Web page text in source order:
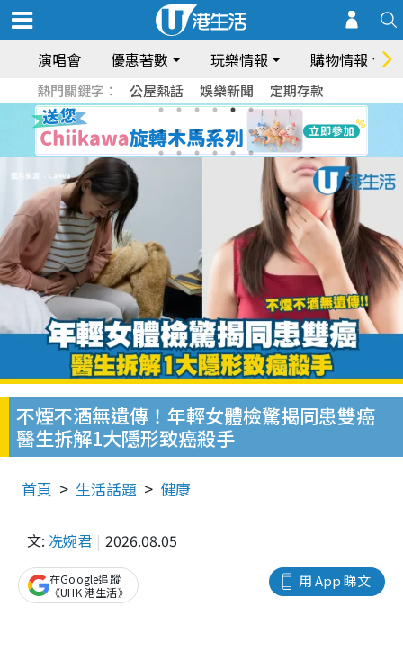
演唱會 優惠著數 玩樂情報 購物情報
熱門關鍵字： 公屋熱話 娛樂新聞 定期存款
不煙不酒無遺傳！年輕女體檢驚揭同患雙癌
醫生拆解1大隱形致癌殺手
首頁 生活話題 健康
文: 冼婉君 2026.08.05
用 App 睇文
在Google追蹤
《UHK 港生活》